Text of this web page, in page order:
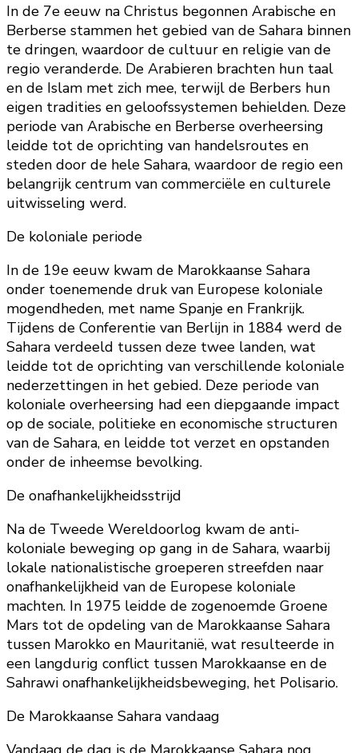
In de 7e eeuw na Christus begonnen Arabische en
Berberse stammen het gebied van de Sahara binnen
te dringen, waardoor de cultuur en religie van de
regio veranderde. De Arabieren brachten hun taal
en de Islam met zich mee, terwijl de Berbers hun
eigen tradities en geloofssystemen behielden. Deze
periode van Arabische en Berberse overheersing
leidde tot de oprichting van handelsroutes en
steden door de hele Sahara, waardoor de regio een
belangrijk centrum van commerciële en culturele
uitwisseling werd.
De koloniale periode
In de 19e eeuw kwam de Marokkaanse Sahara
onder toenemende druk van Europese koloniale
mogendheden, met name Spanje en Frankrijk.
Tijdens de Conferentie van Berlijn in 1884 werd de
Sahara verdeeld tussen deze twee landen, wat
leidde tot de oprichting van verschillende koloniale
nederzettingen in het gebied. Deze periode van
koloniale overheersing had een diepgaande impact
op de sociale, politieke en economische structuren
van de Sahara, en leidde tot verzet en opstanden
onder de inheemse bevolking.
De onafhankelijkheidsstrijd
Na de Tweede Wereldoorlog kwam de anti-
koloniale beweging op gang in de Sahara, waarbij
lokale nationalistische groeperen streefden naar
onafhankelijkheid van de Europese koloniale
machten. In 1975 leidde de zogenoemde Groene
Mars tot de opdeling van de Marokkaanse Sahara
tussen Marokko en Mauritanië, wat resulteerde in
een langdurig conflict tussen Marokkaanse en de
Sahrawi onafhankelijkheidsbeweging, het Polisario.
De Marokkaanse Sahara vandaag